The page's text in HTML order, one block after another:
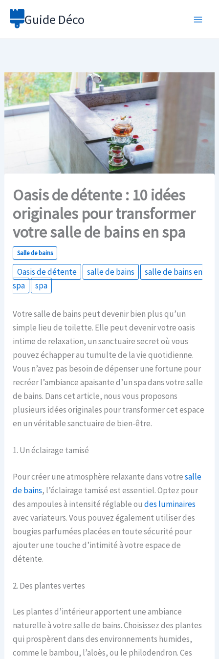
Aller
Guide Déco
Oasis de détente : 10 idées
originales pour transformer
votre salle de bains en spa
Salle de bains
Oasis de détente salle de bains
salle de bains en
spa
spa
Votre salle de bains peut devenir bien plus qu’un
simple lieu de toilette. Elle peut devenir votre oasis
intime de relaxation, un sanctuaire secret où vous
pouvez échapper au tumulte de la vie quotidienne.
Vous n’avez pas besoin de dépenser une fortune pour
recréer l’ambiance apaisante d’un spa dans votre salle
de bains. Dans cet article, nous vous proposons
plusieurs idées originales pour transformer cet espace
en un véritable sanctuaire de bien-être.
1. Un éclairage tamisé
Pour créer une atmosphère relaxante dans votresalle
de bains, l’éclairage tamisé est essentiel. Optez pour
des ampoules à intensité réglable oudes luminaires
avec variateurs. Vous pouvez également utiliser des
bougies parfumées placées en toute sécurité pour
ajouter une touche d’intimité à votre espace de
détente.
2. Des plantes vertes
Les plantes d’intérieur apportent une ambiance
naturelle à votre salle de bains. Choisissez des plantes
qui prospèrent dans des environnements humides,
comme le bambou, l’aloès, ou le philodendron. Ces